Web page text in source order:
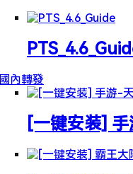
國內轉發
[一键安装]